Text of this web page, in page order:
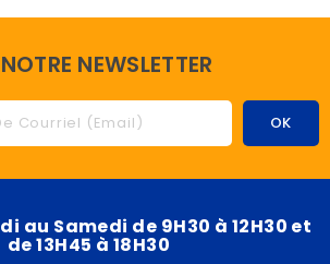
NEWSLETTER
au Samedi de 9H30 à 12H30 et
de 13H45 à 18H30